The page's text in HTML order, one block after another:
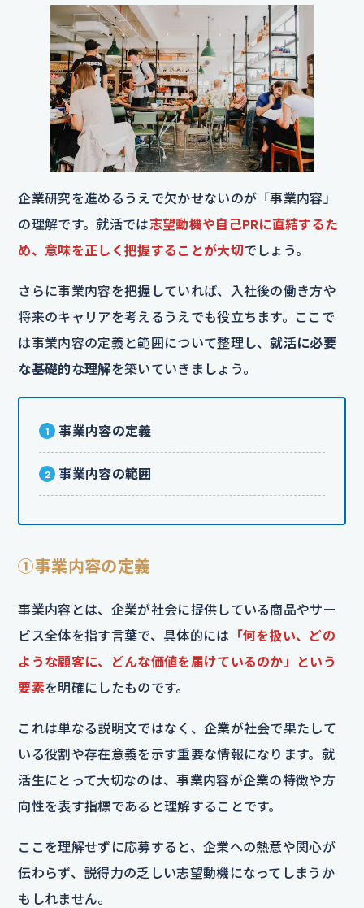
企業研究を進めるうえで欠かせないのが「事業内容」
の理解です。就活では志望動機や自己PRに直結するた
め、意味を正しく把握することが大切でしょう。
さらに事業内容を把握していれば、入社後の働き方や
将来のキャリアを考えるうえでも役立ちます。ここで
は事業内容の定義と範囲について整理し、就活に必要
な基礎的な理解を築いていきましょう。
事業内容の定義
事業内容の範囲
①事業内容の定義
事業内容とは、企業が社会に提供している商品やサー
ビス全体を指す言葉で、具体的には 「何を扱い、どの
ような顧客に、どんな価値を届けているのか」という
要素を明確にしたものです。
これは単なる説明文ではなく、企業が社会で果たして
いる役割や存在意義を示す重要な情報になります。就
活生にとって大切なのは、事業内容が企業の特徴や方
向性を表す指標であると理解することです。
ここを理解せずに応募すると、企業への熱意や関心が
伝わらず、説得力の乏しい志望動機になってしまうか
もしれません。